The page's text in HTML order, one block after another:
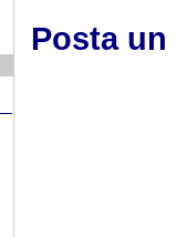
Posta